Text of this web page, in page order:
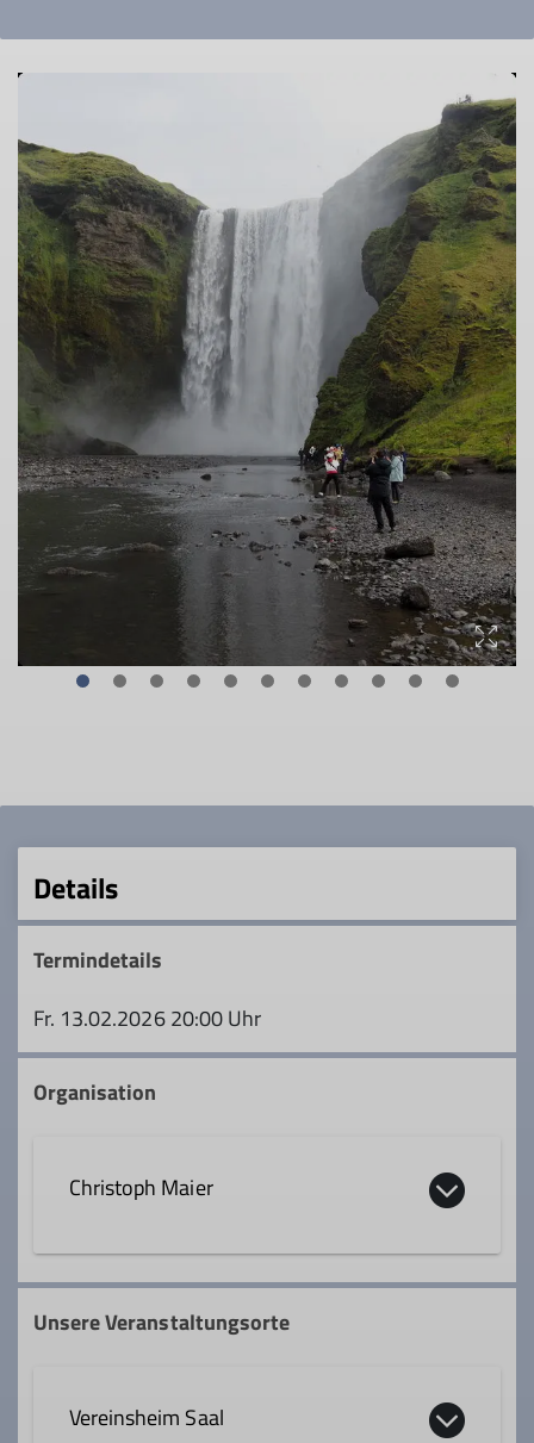
© Christoph Maier
Details
Termindetails
Fr. 13.02.2026 20:00 Uhr
Organisation
Christoph Maier
08193 999901
0172 7431972
christoph.maier@dav-geltendorf.de
Unsere Veranstaltungsorte
Vereinsheim Saal